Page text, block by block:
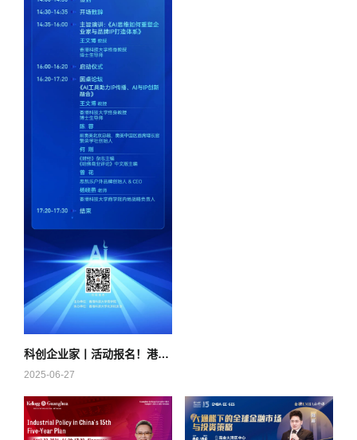
科创企业家丨活动报名！港科大教授揭秘AI影响力法则
2025-06-27